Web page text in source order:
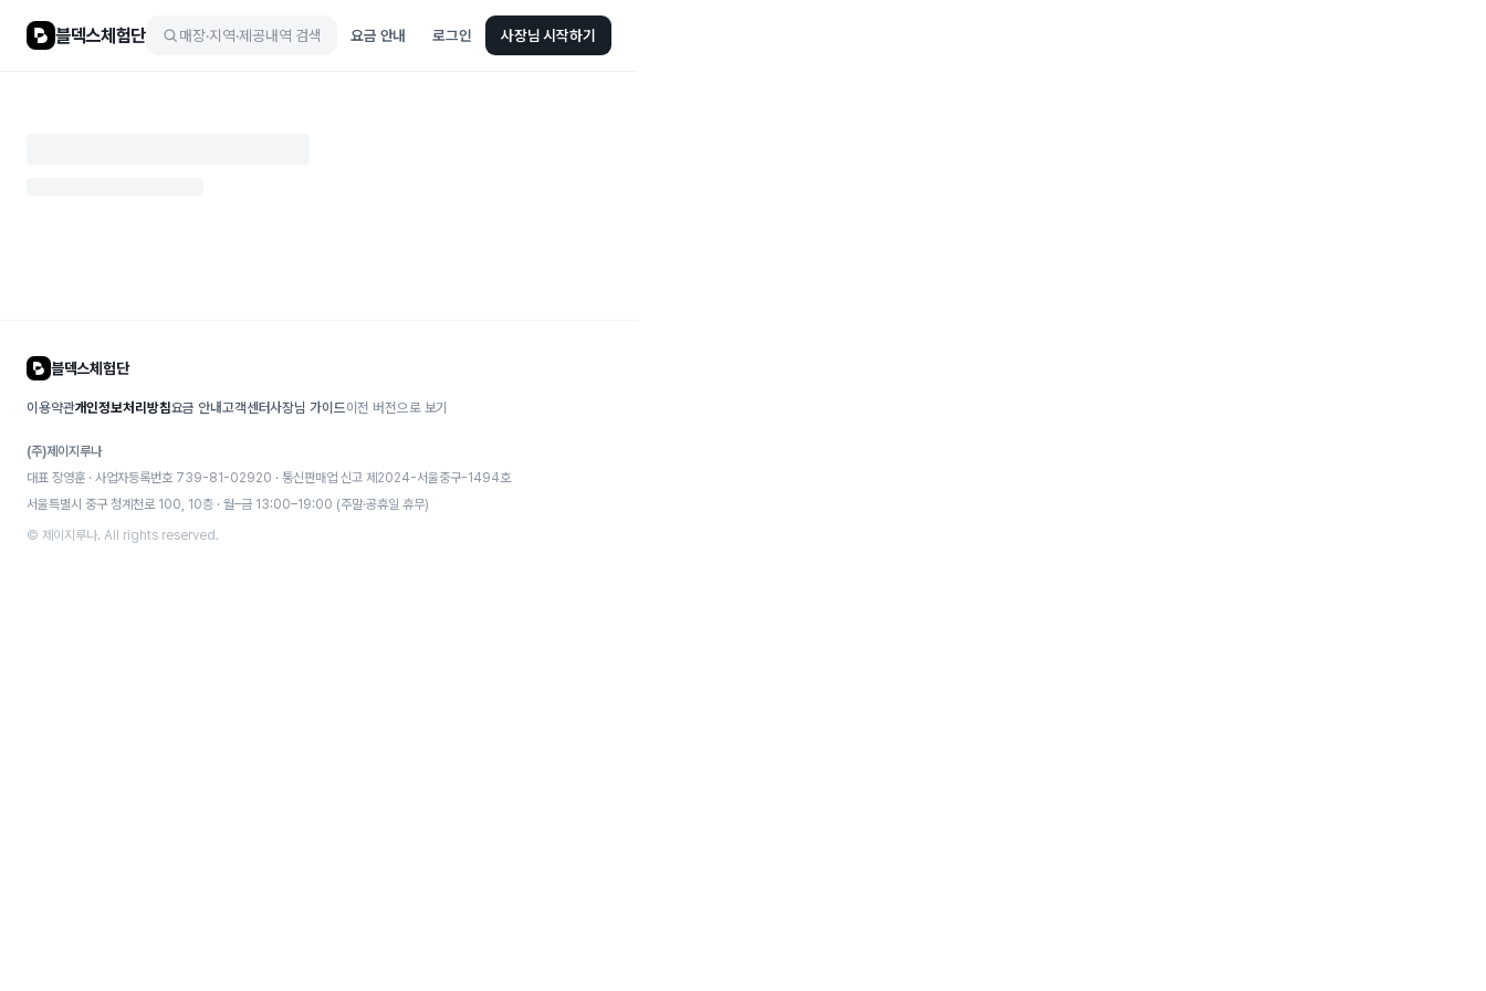
블덱스체험단 매장·지역·제공내역 검색 요금 안내 로그인 사장님 시작하기
블덱스체험단
이용약관개인정보처리방침요금 안내고객센터사장님 가이드이전 버전으로 보기
(주)제이지루나
대표 장영훈 · 사업자등록번호 739-81-02920 · 통신판매업 신고 제2024-서울중구-1494호
서울특별시 중구 청계천로 100, 10층 · 월–금 13:00–19:00 (주말·공휴일 휴무)
© 제이지루나. All rights reserved.